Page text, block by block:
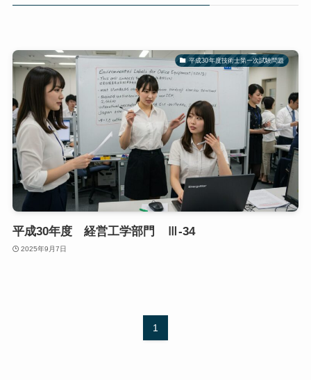
平成30年度技術士第一次試験問題
平成30年度 経営工学部門 Ⅲ-34
2025年9月7日
1